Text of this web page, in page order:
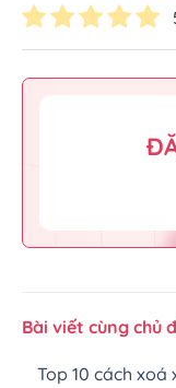
Bài viết cùng chủ
Top 10 cách